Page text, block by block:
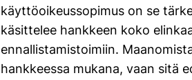
käyttöoikeussopimus on se
käsittelee hankkeen koko
ennallistamistoimiin.
hankkeessa mukana, vaan sitä